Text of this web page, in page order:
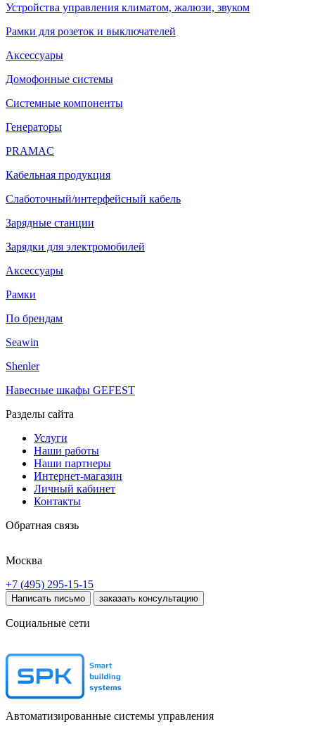
Устройства управления климатом, жалюзи, звуком
Рамки для розеток и выключателей
Аксессуары
Домофонные системы
Системные компоненты
Генераторы
PRAMAC
Кабельная продукция
Слаботочный/интерфейсный кабель
Зарядные станции
Зарядки для электромобилей
Аксессуары
Рамки
По брендам
Seawin
Shenler
Навесные шкафы GEFEST
Разделы сайта
Услуги
Наши работы
Наши партнеры
Интернет-магазин
Личный кабинет
Контакты
Обратная связь
Москва
+7 (495) 295-15-15
Написать письмо заказать консультацию
Социальные сети
Автоматизированные системы управления